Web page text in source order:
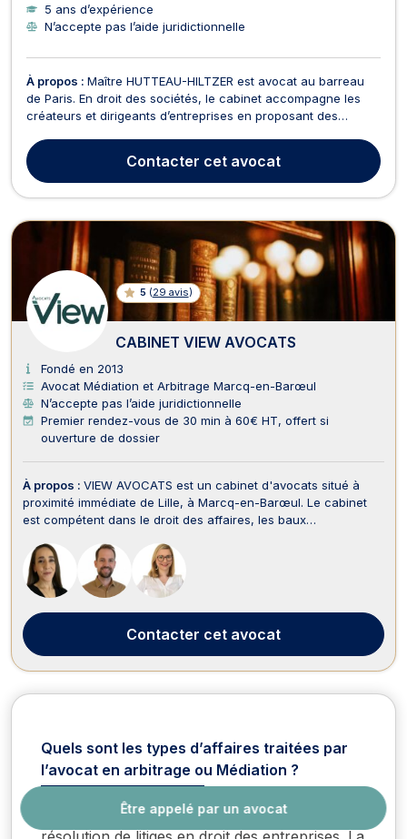
Être appelé par un avocat
5 ans d’expérience
N’accepte pas l’aide juridictionnelle
À propos : Maître HUTTEAU-HILTZER est avocat au barreau
de Paris. En droit des sociétés, le cabinet accompagne les
créateurs et dirigeants d’entreprises en proposant des
entre associés et de gouvernance. En droit commercial et
des affaires Maître HUTTEAU-HILTZER assiste ses...
Contacter cet avocat
5 (29 avis)
CABINET VIEW AVOCATS
Fondé en 2013
Avocat Médiation et Arbitrage Marcq-en-Barœul
N’accepte pas l’aide juridictionnelle
Premier rendez-vous de 30 min à 60€ HT, offert si
ouverture de dossier
À propos : VIEW AVOCATS est un cabinet d'avocats situé à
proximité immédiate de Lille, à Marcq-en-Barœul. Le cabinet
est compétent dans le droit des affaires, les baux
d'experts accompagne les particuliers, les entreprises et les
start-up dans toutes leurs problématiques juridiq...
Contacter cet avocat
Quels sont les types d’affaires traitées par
l’avocat en arbitrage ou Médiation ?
L’arbitrage juridique est une procédure de